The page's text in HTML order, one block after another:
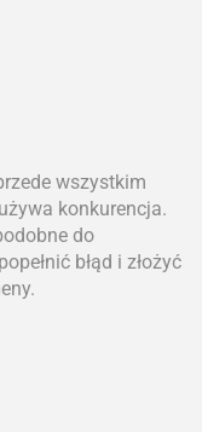
wszystkim
konkurencja.
do
błąd i złożyć